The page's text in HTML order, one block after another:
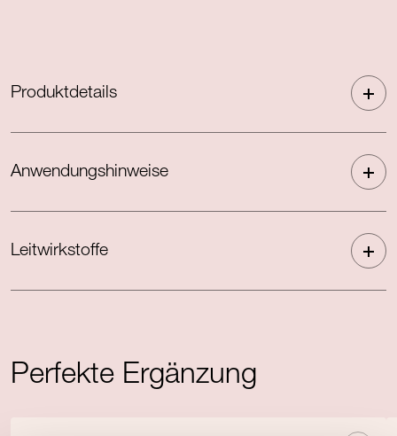
Produktdetails
Anwendungshinweise
Leitwirkstoffe
Perfekte Ergänzung